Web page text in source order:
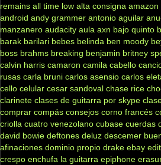
remains all time low alta consigna amazon
android andy grammer antonio aguilar
manzanero audacity aula axn bajo quinto
barak barilari bebes belinda ben moody
boss brahms breaking benjamin britney
calvin harris camaron camila cabello
rusas carla bruni carlos asensio carlos
cello celular cesar sandoval chase rice
clarinete clases de guitarra por skype
comprar compás consejos corno francés
criolla cuatro venezolano cubase cuerdas
david bowie deftones deluz descemer
afinaciones dominio propio drake ebay
crespo enchufa la guitarra epiphone